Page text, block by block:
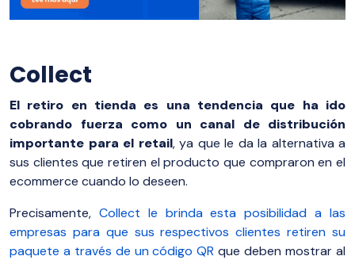
Collect
El retiro en tienda es una tendencia que ha ido
cobrando fuerza como un canal de distribución
importante para el retail, ya que le da la alternativa a
sus clientes que retiren el producto que compraron en el
ecommerce cuando lo deseen.
Precisamente, Collect le brinda esta posibilidad a las
empresas para que sus respectivos clientes retiren su
paquete a través de un código QR que deben mostrar al